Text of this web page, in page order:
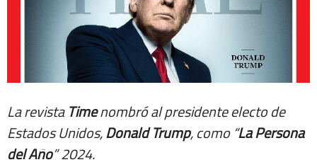
La revista Timenombró al presidente electo de
Estados Unidos,Donald Trump, como “La Persona
del Año” 2024.